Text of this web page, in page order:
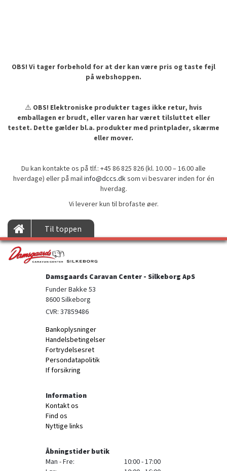
OBS! Vi tager forbehold for at der kan være pris og taste fejl
på webshoppen.
⚠️ OBS! Elektroniske produkter tages ikke retur, hvis
emballagen er brudt, eller varen har været tilsluttet eller
testet. Dette gælder bl.a. produkter med printplader, skærme
eller mover.
Du kan kontakte os på tlf.: +45 86 825 826 (kl. 10.00 – 16.00 alle
hverdage) eller på mailinfo@dccs.dksom vi besvarer inden for én
hverdag.
Vi leverer kun til brofaste øer.
Til toppen
Damsgaards Caravan Center - Silkeborg ApS
Funder Bakke 53
8600 Silkeborg
CVR: 37859486
Bankoplysninger
Handelsbetingelser
Fortrydelsesret
Persondatapolitik
If forsikring
Information
Kontakt os
Find os
Nyttige links
Åbningstider butik
Man - Fre:
10:00 - 17:00